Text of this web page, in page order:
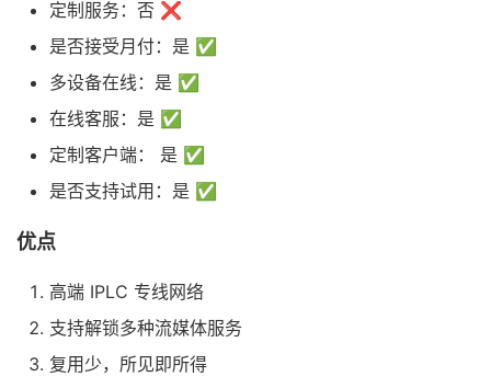
定制服务：否 ❌
是否接受月付：是 ✅
多设备在线：是 ✅
在线客服：是 ✅
定制客户端： 是 ✅
是否支持试用：是 ✅
优点
高端 IPLC 专线网络
支持解锁多种流媒体服务
复用少，所见即所得